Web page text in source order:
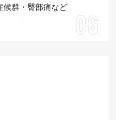
候群・臀部痛など
06